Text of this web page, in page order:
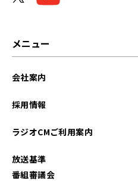
メニュー
会社案内
採用情報
ラジオCMご利用案内
放送基準
番組審議会